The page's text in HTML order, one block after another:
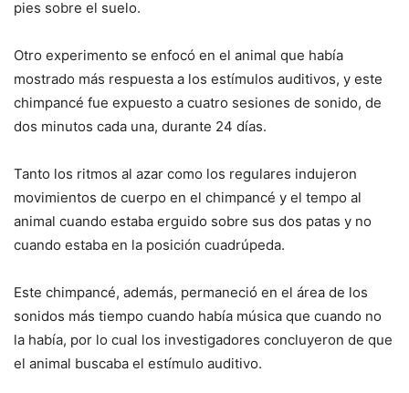
pies sobre el suelo.
Otro experimento se enfocó en el animal que había
mostrado más respuesta a los estímulos auditivos, y este
chimpancé fue expuesto a cuatro sesiones de sonido, de
dos minutos cada una, durante 24 días.
Tanto los ritmos al azar como los regulares indujeron
movimientos de cuerpo en el chimpancé y el tempo al
animal cuando estaba erguido sobre sus dos patas y no
cuando estaba en la posición cuadrúpeda.
Este chimpancé, además, permaneció en el área de los
sonidos más tiempo cuando había música que cuando no
la había, por lo cual los investigadores concluyeron de que
el animal buscaba el estímulo auditivo.